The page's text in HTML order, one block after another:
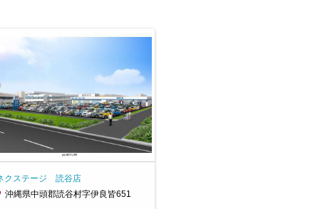
クステージ 読谷店
沖縄県中頭郡読谷村字伊良皆651